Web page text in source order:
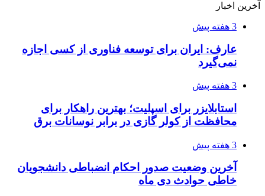
آخرین اخبار
3 هفته پیش
عارف: ایران برای توسعه فناوری از کسی اجازه
نمی‌گیرد
3 هفته پیش
استابلایزر برای اسپلیت؛ بهترین راهکار برای
محافظت از کولر گازی در برابر نوسانات برق
3 هفته پیش
آخرین وضعیت صدور احکام انضباطی دانشجویان
خاطی حوادث دی ماه